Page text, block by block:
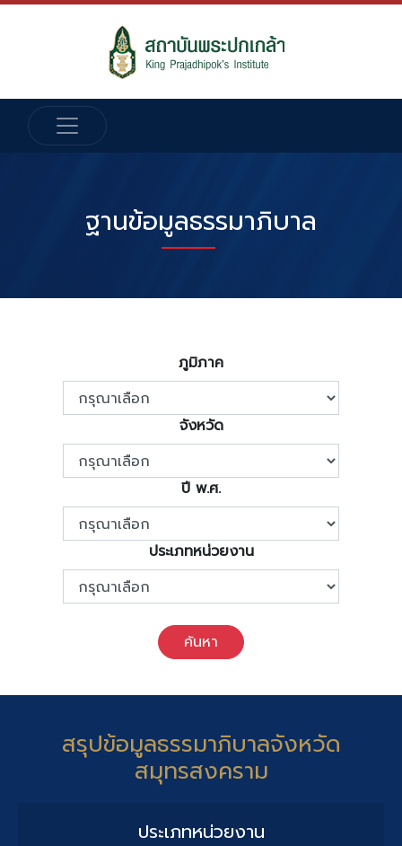
ฐานข้อมูลธรรมาภิบาล
ภูมิภาค
จังหวัด
ปี พ.ศ.
ประเภทหน่วยงาน
ค้นหา
สรุปข้อมูลธรรมาภิบาลจังหวัด
สมุทรสงคราม
ประเภทหน่วยงาน